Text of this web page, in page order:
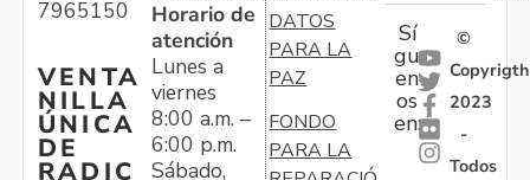
7965150
VENTA
NILLA
ÚNICA
DE
RADIC
Horario de
atención
Lunes a
viernes
8:00 a.m. –
6:00 p.m.
Sábado,
DATOS
PARA LA
PAZ
FONDO
PARA LA
Sí
gu
en
os
en:
©
Copyrigth
2023
-
Todos